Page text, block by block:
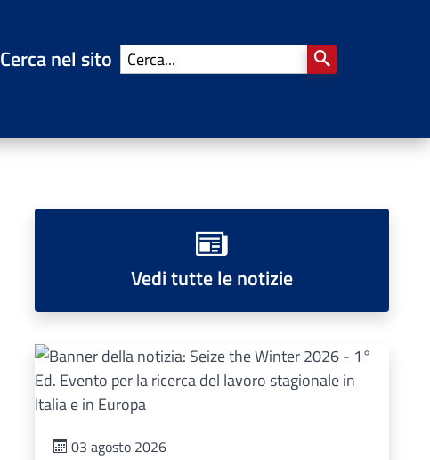
Cerca nel sito
Vedi tutte le notizie
03 agosto 2026